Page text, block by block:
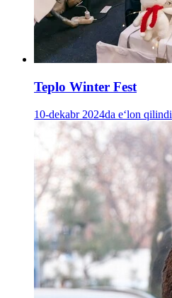
Teplo Winter Fest
10-dekabr 2024da e‘lon qilindi